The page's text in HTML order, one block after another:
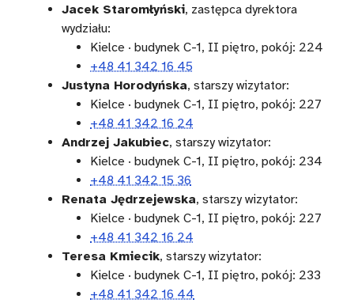
Jacek Staromłyński, zastępca dyrektora
wydziału:
Kielce · budynek C-1, II piętro, pokój: 224
+48 41 342 16 45
Justyna Horodyńska, starszy wizytator:
Kielce · budynek C-1, II piętro, pokój: 227
+48 41 342 16 24
Andrzej Jakubiec, starszy wizytator:
Kielce · budynek C-1, II piętro, pokój: 234
+48 41 342 15 36
Renata Jędrzejewska, starszy wizytator:
Kielce · budynek C-1, II piętro, pokój: 227
+48 41 342 16 24
Teresa Kmiecik, starszy wizytator:
Kielce · budynek C-1, II piętro, pokój: 233
+48 41 342 16 44